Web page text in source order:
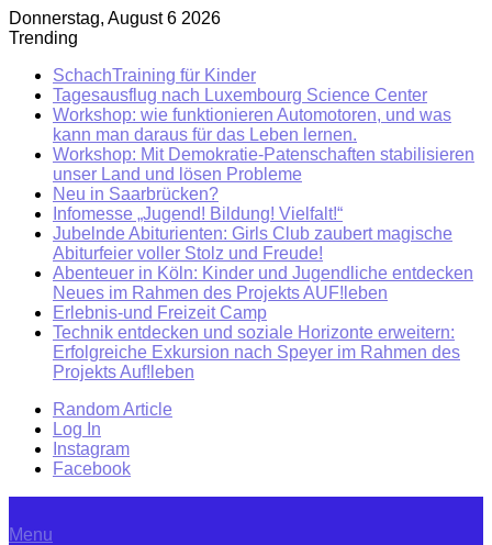
Donnerstag, August 6 2026
Trending
SchachTraining für Kinder
Tagesausflug nach Luxembourg Science Center
Workshop: wie funktionieren Automotoren, und was
kann man daraus für das Leben lernen.
Workshop: Mit Demokratie-Patenschaften stabilisieren
unser Land und lösen Probleme
Neu in Saarbrücken?
Infomesse „Jugend! Bildung! Vielfalt!“
Jubelnde Abiturienten: Girls Club zaubert magische
Abiturfeier voller Stolz und Freude!
Abenteuer in Köln: Kinder und Jugendliche entdecken
Neues im Rahmen des Projekts AUF!leben
Erlebnis-und Freizeit Camp
Technik entdecken und soziale Horizonte erweitern:
Erfolgreiche Exkursion nach Speyer im Rahmen des
Projekts Auf!leben
Random Article
Log In
Instagram
Facebook
Menu